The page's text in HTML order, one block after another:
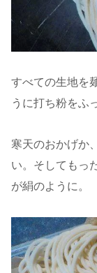
すべての生地を
うに打ち粉をふ
寒天のおかげか
い。そしてもっ
が絹のように。